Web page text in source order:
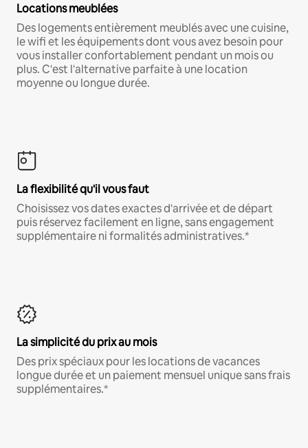
Locations meublées
Des logements entièrement meublés avec une cuisine,
le wifi et les équipements dont vous avez besoin pour
vous installer confortablement pendant un mois ou
plus. C'est l'alternative parfaite à une location
moyenne ou longue durée.
La flexibilité qu'il vous faut
Choisissez vos dates exactes d'arrivée et de départ
puis réservez facilement en ligne, sans engagement
supplémentaire ni formalités administratives.*
La simplicité du prix au mois
Des prix spéciaux pour les locations de vacances
longue durée et un paiement mensuel unique sans frais
supplémentaires.*